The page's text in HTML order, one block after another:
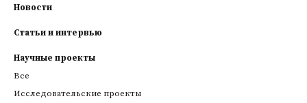
Новости
Статьи и интервью
Научные проекты
Все
Исследовательские проекты